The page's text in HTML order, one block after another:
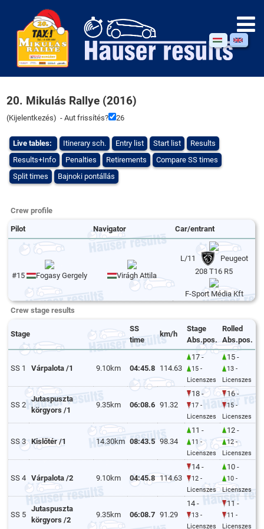
20. Mikulás Rallye (2016)
(Kijelentkezés) - Aut frissítés? 26
Live tables: Itinerary sch. Entry list Start list
Results
Results+Info
Penalties Retirements
Compare SS times
Split times
Bajnoki pontállás
Crew profile
Pilot Navigator Car/entrant
#15 Fogasy Gergely Virágh Attila
L/11
Peugeot
208 T16 R5
F-Sport Média Kft
Crew stage results
Stage
SS
time
km/h
Stage
Abs.pos.
Rolled
Abs.pos.
SS 1 Várpalota /1 9.10km 04:45.8 114.63
17 -
15 -
Licenszes
15 -
13 -
Licenszes
SS 2
Jutaspuszta
körgyors /1
9.35km 06:08.6 91.32
18 -
17 -
Licenszes
16 -
15 -
Licenszes
SS 3 Kislőtér /1 14.30km 08:43.5 98.34
11 -
11 -
Licenszes
12 -
12 -
Licenszes
SS 4 Várpalota /2 9.10km 04:45.8 114.63
14 -
12 -
Licenszes
10 -
10 -
Licenszes
SS 5
Jutaspuszta
körgyors /2
9.35km 06:08.7 91.29
14 -
13 -
Licenszes
11 -
11 -
Licenszes